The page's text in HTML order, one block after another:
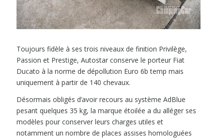
Toujours fidèle à ses trois niveaux de finition Privilège,
Passion et Prestige, Autostar conserve le porteur Fiat
Ducato à la norme de dépollution Euro 6b temp mais
uniquement à partir de 140 chevaux.
Désormais obligés d’avoir recours au système AdBlue
pesant quelques 35 kg, la marque étoilée a du alléger ses
modèles pour conserver leurs charges utiles et
notamment un nombre de places assises homologuées